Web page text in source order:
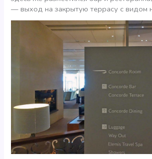
— выход на закрытую террасу с видом